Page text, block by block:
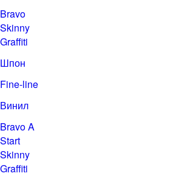
Bravo
Skinny
Graffiti
Шпон
Fine-line
Винил
Bravo A
Start
Skinny
Graffiti